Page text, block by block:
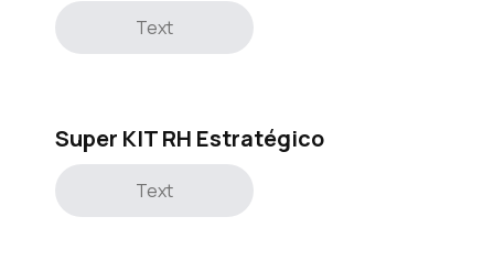
Text
Super KIT RH Estratégico
Text